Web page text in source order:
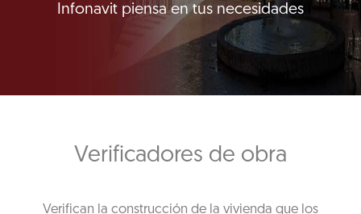
Infonavit piensa en tus necesidades
Verificadores de obra
Verifican la construcción de la vivienda que los